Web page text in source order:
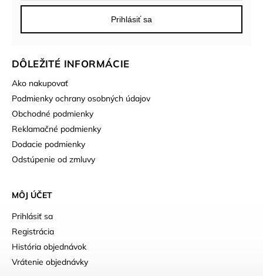
DÔLEŽITÉ INFORMÁCIE
Ako nakupovať
Podmienky ochrany osobných údajov
Obchodné podmienky
Reklamačné podmienky
Dodacie podmienky
Odstúpenie od zmluvy
MÔJ ÚČET
Prihlásiť sa
Registrácia
História objednávok
Vrátenie objednávky
Prihlásiť sa